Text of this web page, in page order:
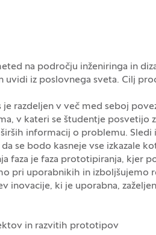
na področju inženiringa in
uvidi iz poslovnega sveta. Cilj
razdeljen v več med seboj
v kateri se študentje posvetijo
informacij o problemu. Sledi
se bodo kasneje vse izkazale
faza je faza prototipiranja, kjer
pri uporabnikih in izboljšujemo
inovacije, ki je uporabna,
in razvitih prototipov